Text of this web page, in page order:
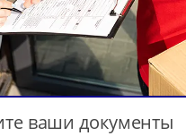
ваши документы